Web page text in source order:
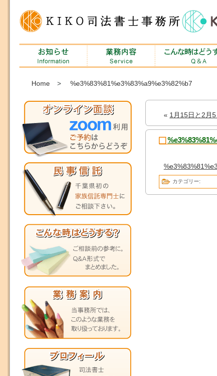
Home > %e3%83%81%e3%83%a9%e3%82%b7
« 1月15日と2月
カテゴリー: